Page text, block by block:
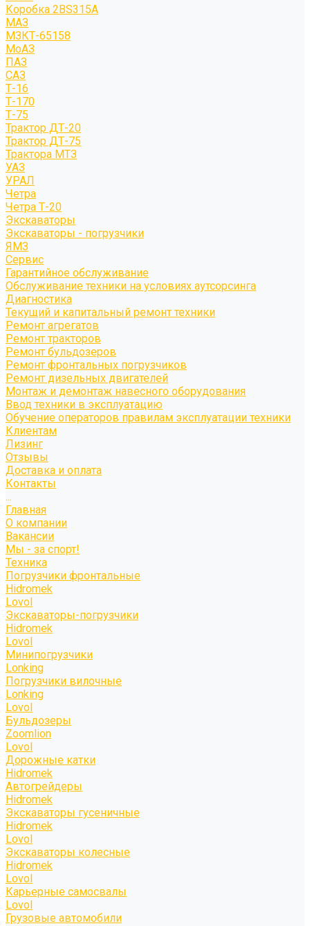
Коробка 2BS315A
МАЗ
МЗКТ-65158
МоАЗ
ПАЗ
САЗ
Т-16
Т-170
Т-75
Трактор ДТ-20
Трактор ДТ-75
Трактора МТЗ
УАЗ
УРАЛ
Четра
Четра Т-20
Экскаваторы
Экскаваторы - погрузчики
ЯМЗ
Сервис
Гарантийное обслуживание
Обслуживание техники на условиях аутсорсинга
Диагностика
Текущий и капитальный ремонт техники
Ремонт агрегатов
Ремонт тракторов
Ремонт бульдозеров
Ремонт фронтальных погрузчиков
Ремонт дизельных двигателей
Монтаж и демонтаж навесного оборудования
Ввод техники в эксплуатацию
Обучение операторов правилам эксплуатации техники
Клиентам
Лизинг
Отзывы
Доставка и оплата
Контакты
...
Главная
О компании
Вакансии
Мы - за спорт!
Техника
Погрузчики фронтальные
Hidromek
Lovol
Экскаваторы-погрузчики
Hidromek
Lovol
Минипогрузчики
Lonking
Погрузчики вилочные
Lonking
Lovol
Бульдозеры
Zoomlion
Lovol
Дорожные катки
Hidromek
Автогрейдеры
Hidromek
Экскаваторы гусеничные
Hidromek
Lovol
Экскаваторы колесные
Hidromek
Lovol
Карьерные самосвалы
Lovol
Грузовые автомобили